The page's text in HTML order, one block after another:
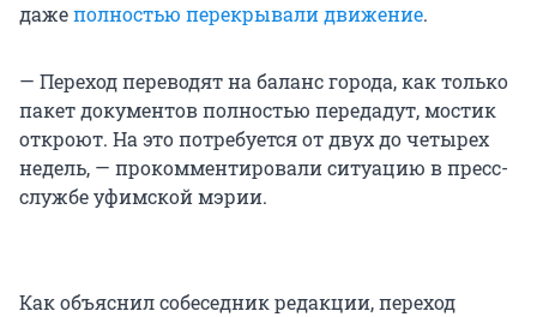
дажеполностью перекрывали движение.
— Переход переводят на баланс города, как только
пакет документов полностью передадут, мостик
откроют. На это потребуется от двух до четырех
недель, — прокомментировали ситуацию в пресс-
службе уфимской мэрии.
Как объяснил собеседник редакции, переход